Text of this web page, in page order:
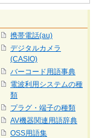
携帯電話(au)
デジタルカメラ
(CASIO)
バーコード用語事典
電波利用システムの種
類
プラグ・端子の種類
AV機器関連用語辞典
OSS用語集